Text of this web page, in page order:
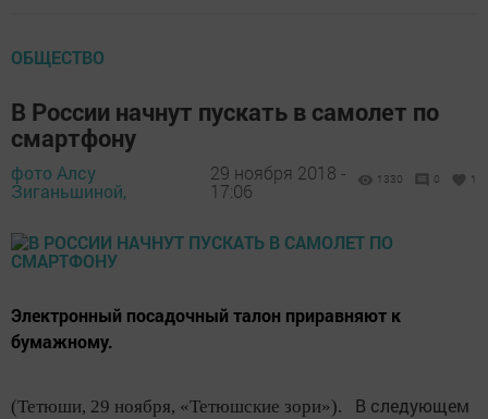
ОБЩЕСТВО
В России начнут пускать в самолет по
смартфону
фото Алсу
Зиганьшиной,
29 ноября 2018 -
17:06
1330 0 1
Электронный посадочный талон приравняют к
бумажному.
(Тетюши, 29 ноября, «Тетюшские зори»).
В следующем